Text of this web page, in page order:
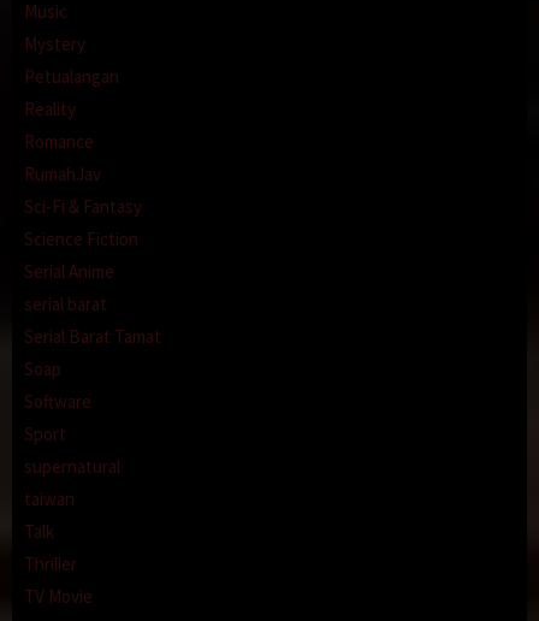
Music
Mystery
Petualangan
Reality
Romance
RumahJav
Sci-Fi & Fantasy
Science Fiction
Serial Anime
serial barat
Serial Barat Tamat
Soap
Software
Sport
supernatural
taiwan
Talk
Thriller
TV Movie